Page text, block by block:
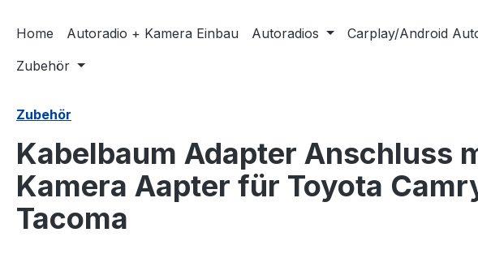
Home Autoradio + Kamera Einbau Autoradios Carplay/Android
Zubehör
Zubehör
Kabelbaum Adapter Anschluss
Kamera Aapter für Toyota
Tacoma